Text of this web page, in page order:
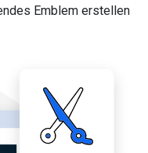
Emblem erstellen